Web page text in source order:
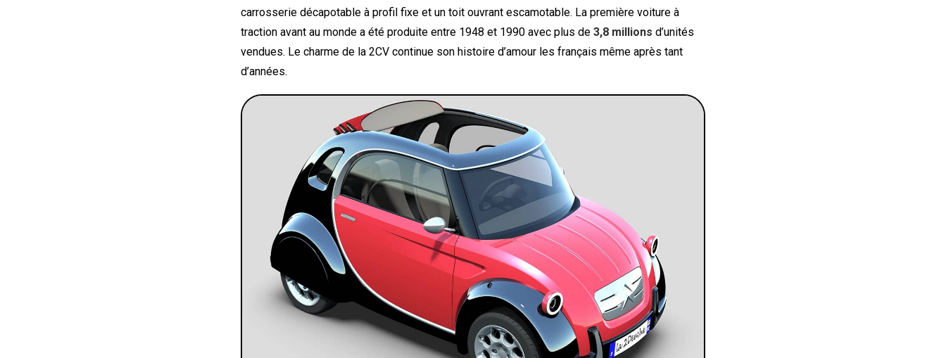
carrosserie décapotable à profil fixe et un toit ouvrant escamotable. La première voiture à
traction avant au monde a été produite entre 1948 et 1990 avec plus de 3,8 millions d’unités
vendues. Le charme de la 2CV continue son histoire d’amour les français même après tant
d’années.